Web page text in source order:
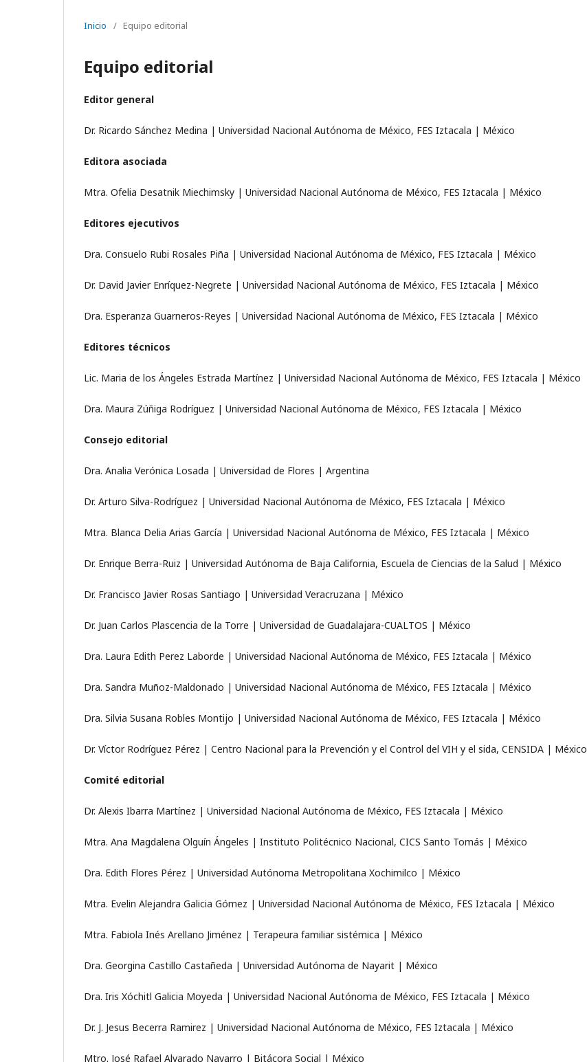
Inicio / Equipo editorial
Equipo editorial
Editor general
Dr. Ricardo Sánchez Medina | Universidad Nacional Autónoma de México, FES Iztacala | México
Editora asociada
Mtra. Ofelia Desatnik Miechimsky | Universidad Nacional Autónoma de México, FES Iztacala | México
Editores ejecutivos
Dra. Consuelo Rubi Rosales Piña | Universidad Nacional Autónoma de México, FES Iztacala | México
Dr. David Javier Enríquez-Negrete | Universidad Nacional Autónoma de México, FES Iztacala | México
Dra. Esperanza Guarneros-Reyes | Universidad Nacional Autónoma de México, FES Iztacala | México
Editores técnicos
Lic. Maria de los Ángeles Estrada Martínez | Universidad Nacional Autónoma de México, FES Iztacala | México
Dra. Maura Zúñiga Rodríguez | Universidad Nacional Autónoma de México, FES Iztacala | México
Consejo editorial
Dra. Analia Verónica Losada | Universidad de Flores | Argentina
Dr. Arturo Silva-Rodríguez | Universidad Nacional Autónoma de México, FES Iztacala | México
Mtra. Blanca Delia Arias García | Universidad Nacional Autónoma de México, FES Iztacala | México
Dr. Enrique Berra-Ruiz | Universidad Autónoma de Baja California, Escuela de Ciencias de la Salud | México
Dr. Francisco Javier Rosas Santiago | Universidad Veracruzana | México
Dr. Juan Carlos Plascencia de la Torre | Universidad de Guadalajara-CUALTOS | México
Dra. Laura Edith Perez Laborde | Universidad Nacional Autónoma de México, FES Iztacala | México
Dra. Sandra Muñoz-Maldonado | Universidad Nacional Autónoma de México, FES Iztacala | México
Dra. Silvia Susana Robles Montijo | Universidad Nacional Autónoma de México, FES Iztacala | México
Dr. Víctor Rodríguez Pérez | Centro Nacional para la Prevención y el Control del VIH y el sida, CENSIDA | México
Comité editorial
Dr. Alexis Ibarra Martínez | Universidad Nacional Autónoma de México, FES Iztacala | México
Mtra. Ana Magdalena Olguín Ángeles | Instituto Politécnico Nacional, CICS Santo Tomás | México
Dra. Edith Flores Pérez | Universidad Autónoma Metropolitana Xochimilco | México
Mtra. Evelin Alejandra Galicia Gómez | Universidad Nacional Autónoma de México, FES Iztacala | México
Mtra. Fabiola Inés Arellano Jiménez | Terapeura familiar sistémica | México
Dra. Georgina Castillo Castañeda | Universidad Autónoma de Nayarit | México
Dra. Iris Xóchitl Galicia Moyeda | Universidad Nacional Autónoma de México, FES Iztacala | México
Dr. J. Jesus Becerra Ramirez | Universidad Nacional Autónoma de México, FES Iztacala | México
Mtro. José Rafael Alvarado Navarro | Bitácora Social | México